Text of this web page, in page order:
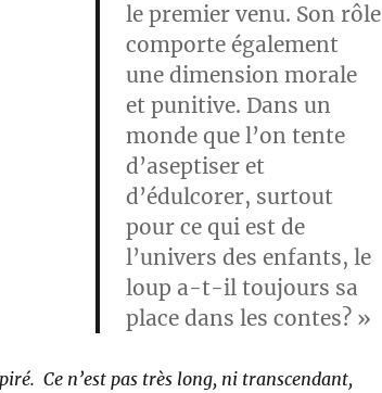
le premier venu. Son rôle
comporte également
une dimension morale
et punitive. Dans un
monde que l’on tente
d’aseptiser et
d’édulcorer, surtout
pour ce qui est de
l’univers des enfants, le
loup a-t-il toujours sa
place dans les contes? »
Ce n’est pas très long, ni transcendant,